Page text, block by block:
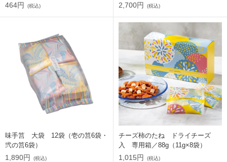
464円 (税込) 2,700円 (税込)
味手筥 大袋 12袋（壱の筥6袋・
弐の筥6袋）
1,890円 (税込)
チーズ柿のたね ドライチーズ
入 専用箱／88g（11g×8袋）
1,015円 (税込)